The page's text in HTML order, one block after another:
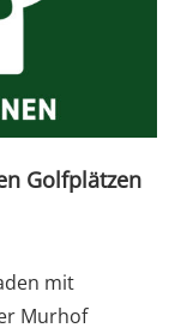
Golfplätzen
mit
Murhof